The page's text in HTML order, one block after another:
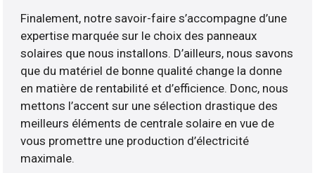
Finalement, notre savoir-faire s’accompagne d’une
expertise marquée sur le choix des panneaux
solaires que nous installons. D’ailleurs, nous savons
que du matériel de bonne qualité change la donne
en matière de rentabilité et d’efficience. Donc, nous
mettons l’accent sur une sélection drastique des
meilleurs éléments de centrale solaire en vue de
vous promettre une production d’électricité
maximale.